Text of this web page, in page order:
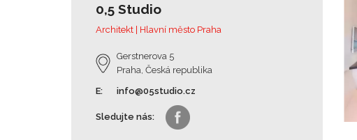
0,5 Studio
Architekt | Hlavní město Praha
Gerstnerova 5
Praha, Česká republika
E:
info@05studio.cz
Sledujte nás: